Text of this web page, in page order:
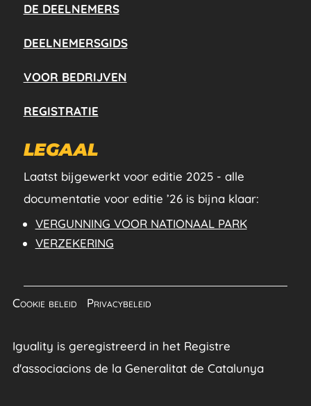
DE DEELNEMERS
DEELNEMERSGIDS
VOOR BEDRIJVEN
REGISTRATIE
LEGAAL
Laatst bijgewerkt voor editie 2025 - alle
documentatie voor editie ’26 is bijna klaar:
VERGUNNING VOOR NATIONAAL PARK
VERZEKERING
Cookie beleid Privacybeleid
Iguality is geregistreerd in het Registre
d'associacions de la Generalitat de Catalunya